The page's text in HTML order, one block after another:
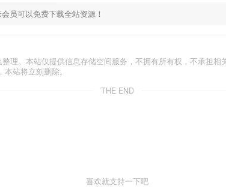
员可以免费下载全站资源！
理。本站仅提供信息存储空间服务，不拥有所有权，不承担
站将立刻删除。
THE END
喜欢就支持一下吧